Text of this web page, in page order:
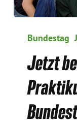
bewerben
Praktikum
meinem
Bundestagsbüro
Bundestag
Jetzt